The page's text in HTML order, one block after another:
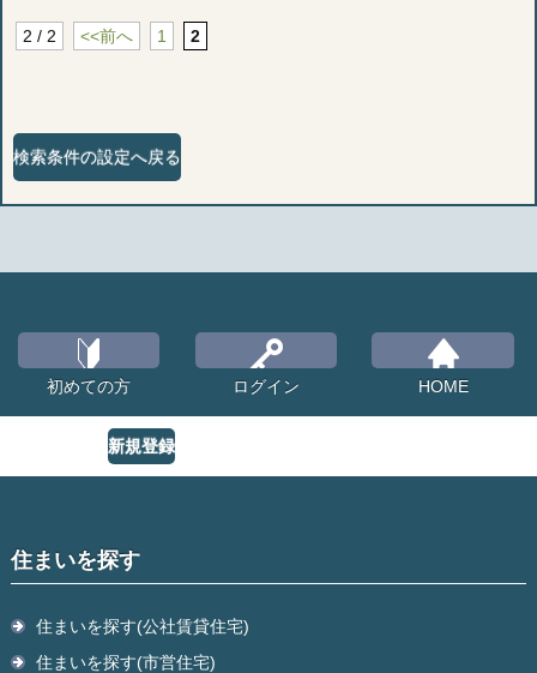
2 / 2 <<前へ 1 2
検索条件の設定へ戻る
初めての方 ログイン HOME
新規登録
住まいを探す
住まいを探す(公社賃貸住宅)
住まいを探す(市営住宅)